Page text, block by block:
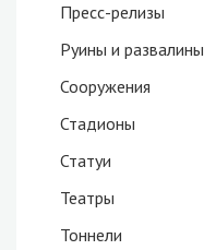
Пресс-релизы
Руины и развалины
Сооружения
Стадионы
Статуи
Театры
Тоннели